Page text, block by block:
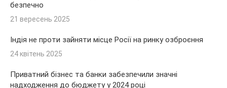
безпечно
21 вересень 2025
Індія не проти зайняти місце Росії на ринку озброєння
24 квітень 2025
Приватний бізнес та банки забезпечили значні
надходження до бюджету у 2024 році